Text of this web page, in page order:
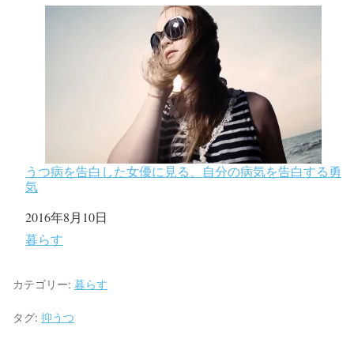
うつ病を告白した女優に見る、自分の病気を告白する勇
気
日付
2016年8月10日
関連理由
暮らす
カテゴリー: 暮らす
タグ: 抑うつ